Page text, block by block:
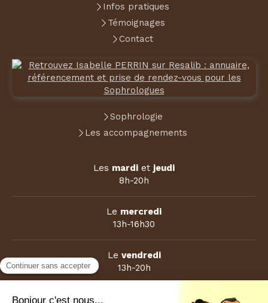
Infos pratiques
Témoignages
Contact
Sophrologie
Les accompagnements
Les mardi et jeudi
8h-20h
Le mercredi
13h-16h30
Le vendredi
13h-20h